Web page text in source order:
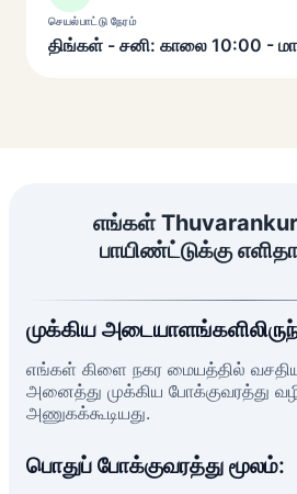
செயல்பாட்டு நேரம்
திங்கள் - சனி: காலை 10:00 -
எங்கள்
பாயிண்ட்டுக்கு
முக்கிய
எங்கள் கிளை நகர மையத்தில்
அனைத்து முக்கிய போக்குவரத்து
அணுகக்கூடியது.
பொதுப் போக்குவரத்து மூலம்: